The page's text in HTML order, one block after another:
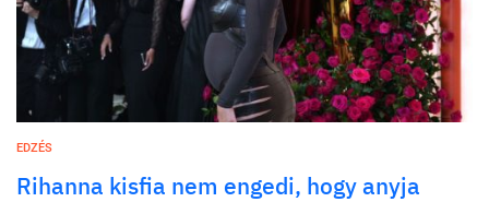
EDZÉS
Rihanna kisfia nem engedi, hogy anyja